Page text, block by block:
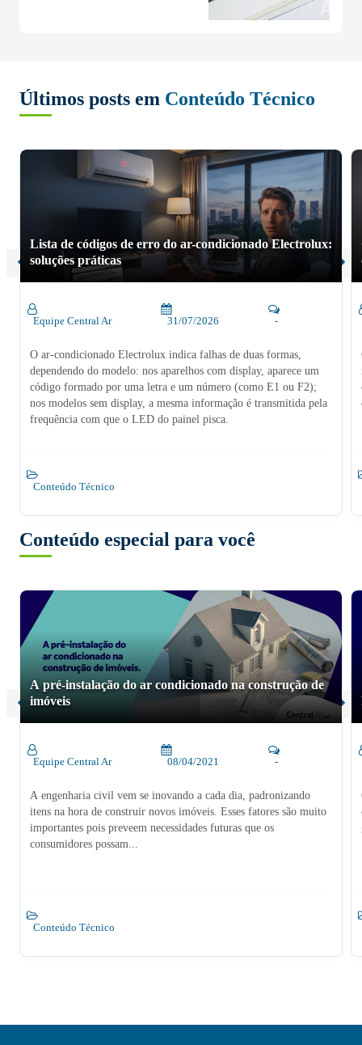
Últimos posts em Conteúdo Técnico
Lista de códigos de erro do ar-condicionado Electrolux:
soluções práticas
Equipe Central Ar 31/07/2026 -
O ar-condicionado Electrolux indica falhas de duas formas,
dependendo do modelo: nos aparelhos com display, aparece um
código formado por uma letra e um número (como E1 ou F2);
nos modelos sem display, a mesma informação é transmitida pela
frequência com que o LED do painel pisca.
Conteúdo Técnico
Conteúdo especial para você
A pré-instalação do ar condicionado na construção de
imóveis
Equipe Central Ar 08/04/2021 -
A engenharia civil vem se inovando a cada dia, padronizando
itens na hora de construir novos imóveis. Esses fatores são muito
importantes pois preveem necessidades futuras que os
consumidores possam...
Conteúdo Técnico